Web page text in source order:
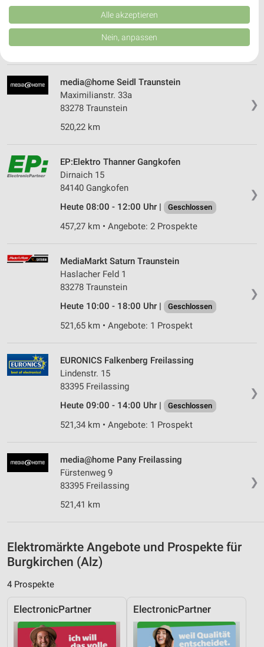
83278 Traunstein
Heute 09:00 - 13:00 Uhr | Geschlossen
520,21 km • Angebote: 2 Prospekte
❯
media@home Seidl Traunstein
Maximilianstr. 33a
83278 Traunstein
520,22 km
❯
EP:Elektro Thanner Gangkofen
Dirnaich 15
84140 Gangkofen
Heute 08:00 - 12:00 Uhr |
Geschlossen
457,27 km • Angebote: 2 Prospekte
❯
MediaMarkt Saturn Traunstein
Haslacher Feld 1
83278 Traunstein
Heute 10:00 - 18:00 Uhr |
Geschlossen
521,65 km • Angebote: 1 Prospekt
❯
EURONICS Falkenberg Freilassing
Lindenstr. 15
83395 Freilassing
Heute 09:00 - 14:00 Uhr |
Geschlossen
521,34 km • Angebote: 1 Prospekt
❯
media@home Pany Freilassing
Fürstenweg 9
83395 Freilassing
521,41 km
Elektromärkte Angebote und Prospekte für
Burgkirchen (Alz)
4 Prospekte
ElectronicPartner ElectronicPartner
Kombinationen von Daten aus verschiedenen Quellen. Entwicklung und
Verbesserung der Angebote. Verwendung reduzierter Daten zur Auswahl
von Inhalten.
Daten können außerhalb der Europäischen Union weitergegeben und in die
USA gesendet werden.
Website/App.
Partnerliste anzeigen (1 IAB-Anbieter)
Wir nutzen Ihre Daten für folgende Zwecke:
IAB-Verarbeitungszwecke:
Speichern von oder Zugriff auf Informationen
Verwendung reduzierter Daten zur Auswahl von
Werbeanzeigen
Verwendung von Profilen zur Auswahl
Erstellung von Profilen zur Personalisierung
von Inhalten
personalisierter Inhalte
Messung der Performance von Inhalten
Analyse von Zielgruppen durch Statistiken oder
Kombinationen von Daten aus verschiedenen
Entwicklung und Verbesserung der Angebote
Inhalten
IAB-Besonderheiten:
Verwendung genauer Standortdaten
Nicht-IAB-Verarbeitungszwecke:
Notwendig
Werbung
Alle akzeptieren
Nein, anpassen